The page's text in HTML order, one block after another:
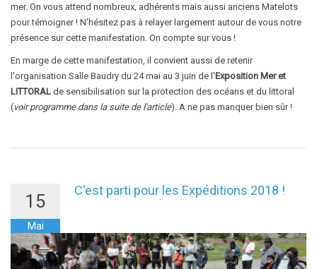
mer. On vous attend nombreux, adhérents mais aussi anciens Matelots
pour témoigner ! N'hésitez pas à relayer largement autour de vous notre
présence sur cette manifestation. On compte sur vous !
En marge de cette manifestation, il convient aussi de retenir
l'organisation Salle Baudry du 24 mai au 3 juin de l'Exposition Mer et
LITTORAL de sensibilisation sur la protection des océans et du littoral
(voir programme dans la suite de l'article). A ne pas manquer bien sûr !
15
Mai
C'est parti pour les Expéditions 2018 !